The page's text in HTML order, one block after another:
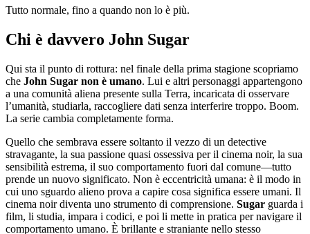
Tutto normale, fino a quando non lo è più.
Chi è davvero John Sugar
Qui sta il punto di rottura: nel finale della prima stagione scopriamo
che John Sugar non è umano. Lui e altri personaggi appartengono
a una comunità aliena presente sulla Terra, incaricata di osservare
l’umanità, studiarla, raccogliere dati senza interferire troppo. Boom.
La serie cambia completamente forma.
Quello che sembrava essere soltanto il vezzo di un detective
stravagante, la sua passione quasi ossessiva per il cinema noir, la sua
sensibilità estrema, il suo comportamento fuori dal comune—tutto
prende un nuovo significato. Non è eccentricità umana: è il modo in
cui uno sguardo alieno prova a capire cosa significa essere umani. Il
cinema noir diventa uno strumento di comprensione. Sugar guarda i
film, li studia, impara i codici, e poi li mette in pratica per navigare il
comportamento umano. È brillante e straniante nello stesso